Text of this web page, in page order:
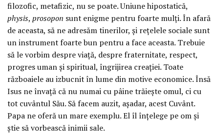
filozofic, metafizic, nu se poate. Uniune hipostatică,
physis, prosopon sunt enigme pentru foarte mulți. În afară
de aceasta, să ne adresăm tinerilor, și rețelele sociale sunt
un instrument foarte bun pentru a face aceasta. Trebuie
să le vorbim despre viață, despre fraternitate, respect,
progres uman și spiritual, îngrijirea creației. Toate
războaiele au izbucnit în lume din motive economice. Însă
Isus ne învață că nu numai cu pâine trăiește omul, ci cu
tot cuvântul Său. Să facem auzit, așadar, acest Cuvânt.
Papa ne oferă un mare exemplu. El îl înțelege pe om și
știe să vorbească inimii sale.